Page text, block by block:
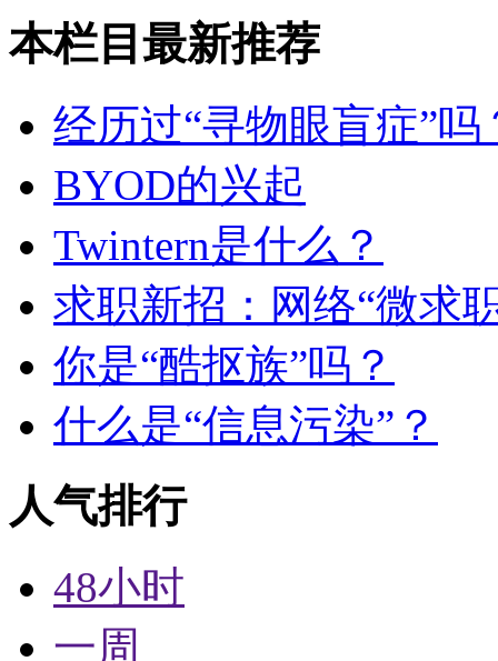
本栏目最新推荐
经历过“寻物眼盲症”吗
BYOD的兴起
Twintern是什么？
求职新招：网络“微求
你是“酷抠族”吗？
什么是“信息污染”？
人气排行
48小时
一周